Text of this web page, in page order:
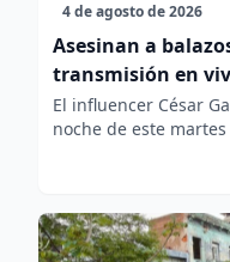
4 de agosto de 2026
Asesinan a
transmisión en
El influencer César
noche de este